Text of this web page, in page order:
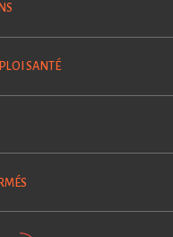
SANTÉ